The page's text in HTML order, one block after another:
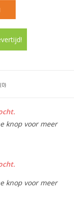
(0)
knop voor meer
knop voor meer